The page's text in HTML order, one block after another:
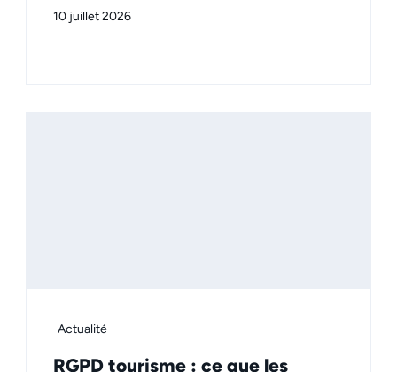
10 juillet 2026
Actualité
RGPD tourisme : ce que les